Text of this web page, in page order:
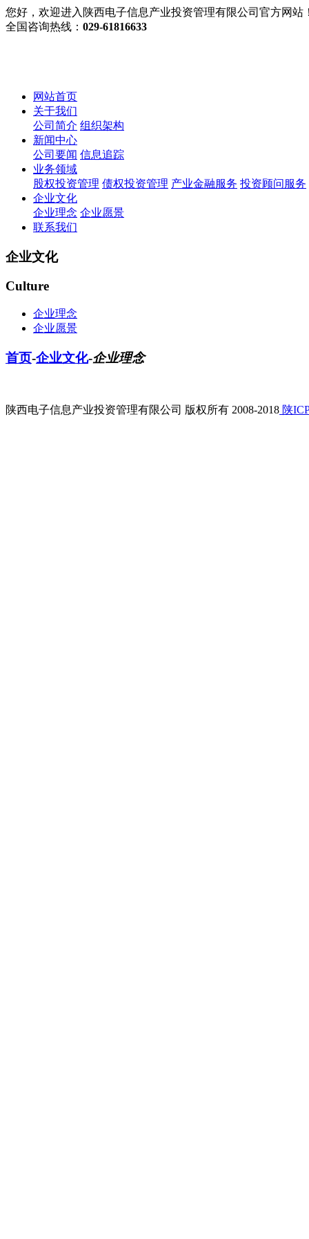
您好，欢迎进入陕西电子信息产业投资管理有限公司官方网站
全国咨询热线： 029-61816633
网站首页
关于我们
公司简介 组织架构
新闻中心
公司要闻 信息追踪
业务领域
股权投资管理 债权投资管理 产业金融服务 投资顾问服务
企业文化
企业理念 企业愿景
联系我们
企业文化
Culture
企业理念
企业愿景
首页-企业文化-企业理念
陕西电子信息产业投资管理有限公司 版权所有 2008-2018 陕